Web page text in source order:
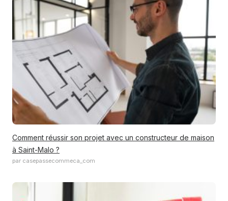
Comment réussir son projet avec un constructeur de maison
à Saint-Malo ?
par casepassecommeca_com